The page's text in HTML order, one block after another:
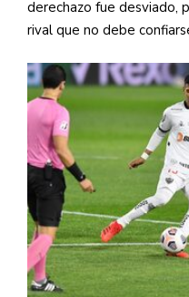
derechazo fue desviado,
rival que no debe